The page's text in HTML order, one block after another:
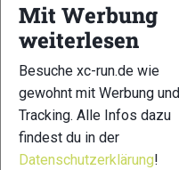
Mit Werbung
weiterlesen
Besuche xc-run.de wie
gewohnt mit Werbung und
Tracking. Alle Infos dazu
findest du in der
Datenschutzerklärung!